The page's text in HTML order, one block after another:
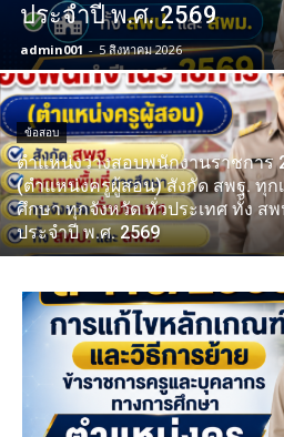
ประจำปี พ.ศ. 2569
admin001 - 5 สิงหาคม 2026
ข้อสอบ
ตำแหน่งว่างสอบพนักงานราชการ
(ตำแหน่งครูผู้สอน) สังกัด สพฐ. ทุก
ศึกษา ทุกจังหวัด ทั่วประเทศ ทั้ง ส
ประจำปี พ.ศ. 2569